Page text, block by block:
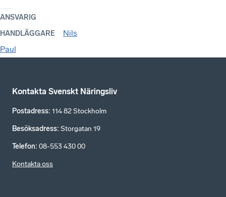
ANSVARIG
HANDLÄGGARE
Nils
Paul
Kontakta Svenskt Näringsliv
Postadress: 114 82 Stockholm
Besöksadress: Storgatan 19
Telefon: 08-553 430 00
Kontakta oss